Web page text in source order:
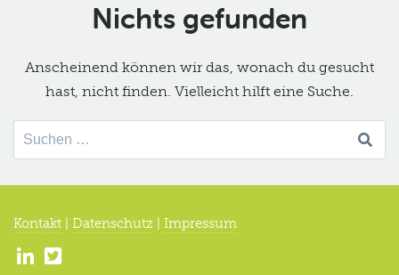
Nichts gefunden
Anscheinend können wir das, wonach du gesucht
hast, nicht finden. Vielleicht hilft eine Suche.
Suche
nach:
Kontakt Datenschutz Impressum